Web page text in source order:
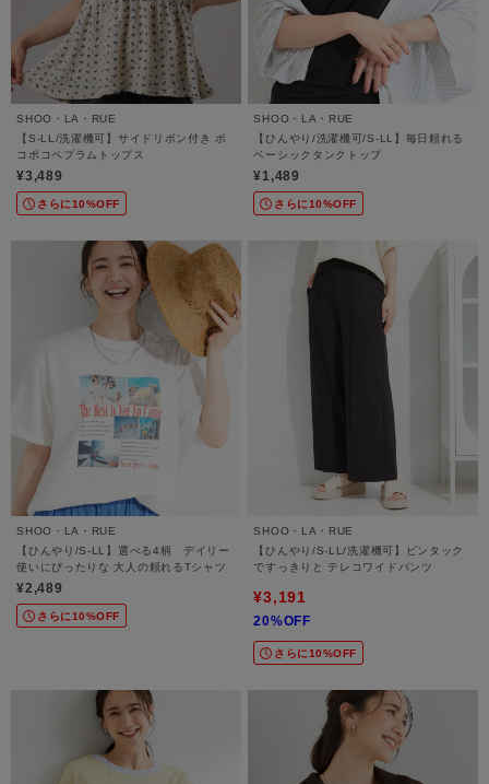
SHOO・LA・RUE
【S-LL/洗濯機可】サイドリボン付き ポ
コポコペプラムトップス
¥3,489
さらに10%OFF
SHOO・LA・RUE
【ひんやり/洗濯機可/S-LL】毎日頼れる
ベーシックタンクトップ
¥1,489
さらに10%OFF
SHOO・LA・RUE
【ひんやり/S-LL】選べる4柄 デイリー
使いにぴったりな 大人の頼れるTシャツ
¥2,489
さらに10%OFF
SHOO・LA・RUE
【ひんやり/S-LL/洗濯機可】ピンタック
ですっきりと テレコワイドパンツ
¥3,191
20%OFF
さらに10%OFF